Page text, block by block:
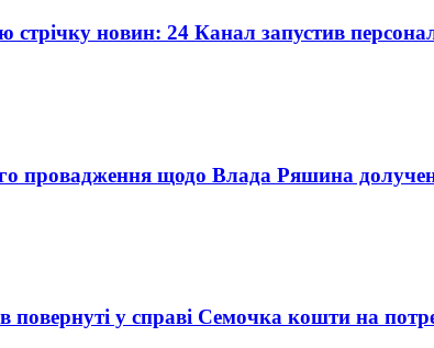
новин: 24 Канал запустив
провадження щодо Влада Ряшина
повернуті у справі Семочка кошти на